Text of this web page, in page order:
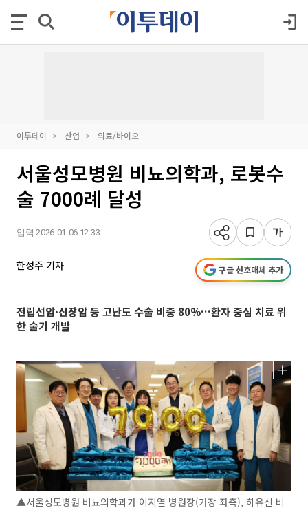
이투데이 산업 의료/바이오
서울성모병원 비뇨의학과, 로봇수
술 7000례 달성
입력 2026-01-06 12:33
한성주 기자 구글 선호매체 추가
전립선암·신장암 등 고난도 수술 비중 80%…환자 중심 치료 위
한 술기 개발
▲서울성모병원 비뇨의학과가 이지열 병원장(가장 좌측), 하유신 비